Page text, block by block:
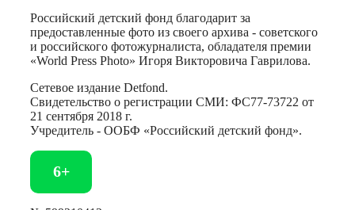
Российский детский фонд благодарит за
предоставленные фото из своего архива - советского
и российского фотожурналиста, обладателя премии
«World Press Photo» Игоря Викторовича Гаврилова.
Сетевое издание Detfond.
Свидетельство о регистрации СМИ: ФС77-73722 от
21 сентября 2018 г.
Учредитель - ООБФ «Российский детский фонд».
6+